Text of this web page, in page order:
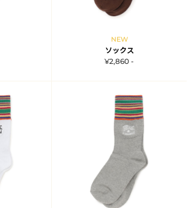
NEW
ソックス
¥2,860 -